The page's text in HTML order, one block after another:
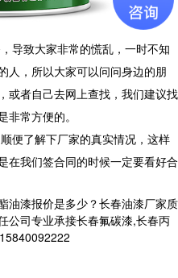
致大家非常的慌乱，一时不知
人，所以大家可以问问身边的朋
或者自己去网上查找，我们建议找
常方便的。
了解下厂家的真实情况，这样
在我们签合同的时候一定要看好合
油漆报价是多少？长春油漆厂家质
公司专业承接长春氟碳漆,长春丙